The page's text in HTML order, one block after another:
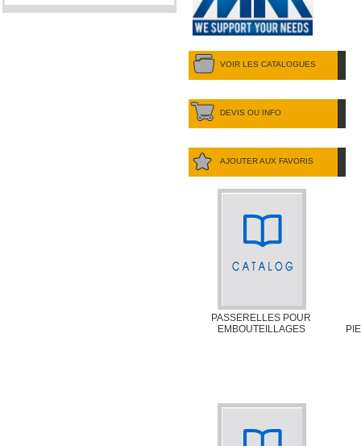
VOIR LES CATALOGUES
DEVIS OU INFO
AJOUTER AUX FAVORIS
PASSERELLES POUR
EMBOUTEILLAGES